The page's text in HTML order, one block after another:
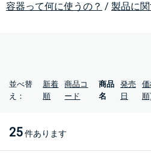
容器って何に使うの？ / 製品に
並べ替
え：
新着
順
商品コ
ード
商品
名
発売
日
25 件あります